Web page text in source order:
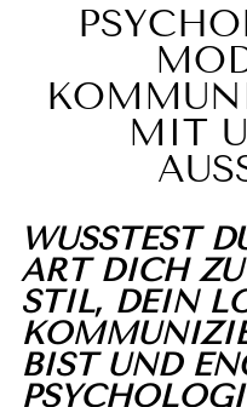
MIT
WUSSTEST
ART DICH
STIL, DEIN
BIST UND